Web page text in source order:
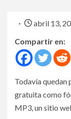
abril 13,
Compartir en:
Todavía quedan
gratuita como
MP3, un sitio